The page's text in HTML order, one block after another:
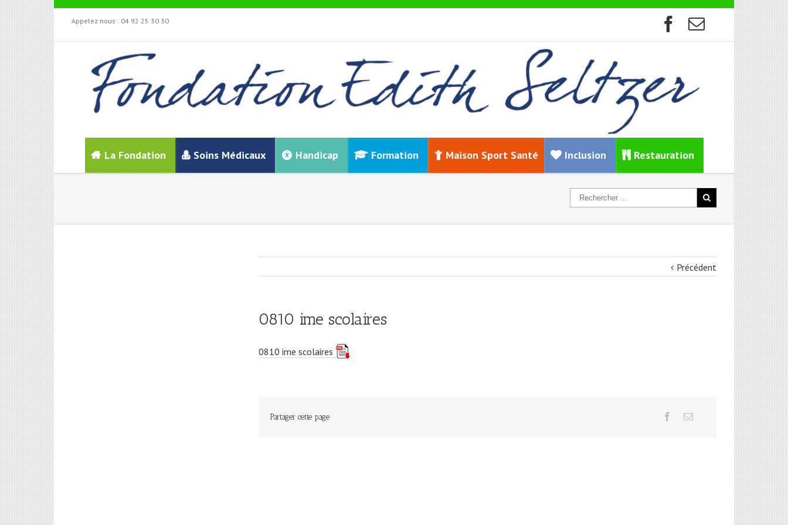
Appelez nous : 04 92 25 30 30
La Fondation Soins Médicaux Handicap Formation Maison Sport Santé Inclusion Restauration
Précédent
0810 ime scolaires
0810 ime scolaires
Partager cette page